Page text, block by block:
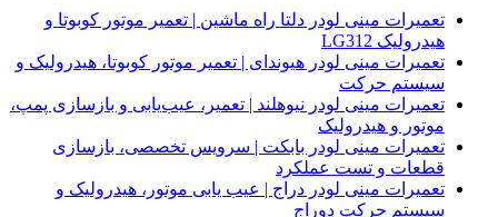
تعمیرات مینی لودر دلتا راه ماشین | تعمیر موتور کوبوتا و
هیدرولیک LG312
تعمیرات مینی لودر هیوندای | تعمیر موتور کوبوتا، هیدرولیک و
سیستم حرکت
تعمیرات مینی لودر نیوهلند | تعمیر، عیب‌یابی و بازسازی پمپ،
موتور و هیدرولیک
تعمیرات مینی لودر بابکت | سرویس تخصصی، بازسازی
قطعات و تست عملکرد
تعمیرات مینی لودر دراج | عیب یابی موتور، هیدرولیک و
سیستم حرکت دوراج